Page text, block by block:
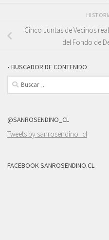
Cinco Juntas de Vecinos
del Fondo de
• BUSCADOR DE CONTENIDO
Buscar:
@SANROSENDINO_CL
Tweets by sanrosendino_cl
FACEBOOK SANROSENDINO.CL